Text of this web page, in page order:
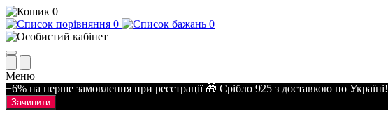
0
0
0
Меню
−6% на перше замовлення при реєстрації 🎁 Срібло 925 з доставкою по Україні!
Зачинити